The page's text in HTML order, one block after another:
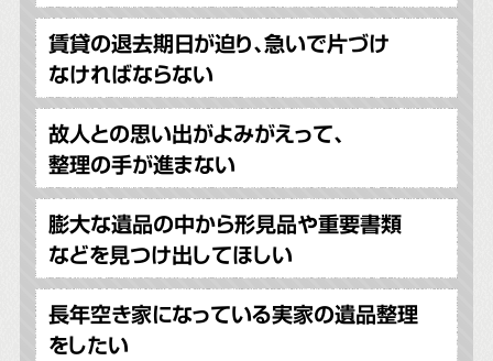
賃貸の退去期日が迫り、急いで片づけ
なければならない
故人との思い出がよみがえって、
整理の手が進まない
膨大な遺品の中から形見品や重要書類
などを見つけ出してほしい
長年空き家になっている実家の遺品整理
をしたい